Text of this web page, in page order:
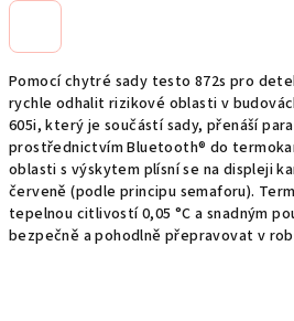
Pomocí chytré sady testo 872s pro
rychle odhalit rizikové oblasti v
605i, který je součástí sady, přenáší
prostřednictvím Bluetooth® do
oblasti s výskytem plísní se na displeji
červeně (podle principu semaforu).
tepelnou citlivostí 0,05 °C a snadným
bezpečně a pohodlně přepravovat v
R
M
A